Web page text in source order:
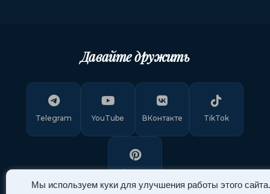
Мы используем куки для улучшения работы этого сайта.
Давайте дружить
Telegram YouTube ВКонтакте TikTok
Pinterest